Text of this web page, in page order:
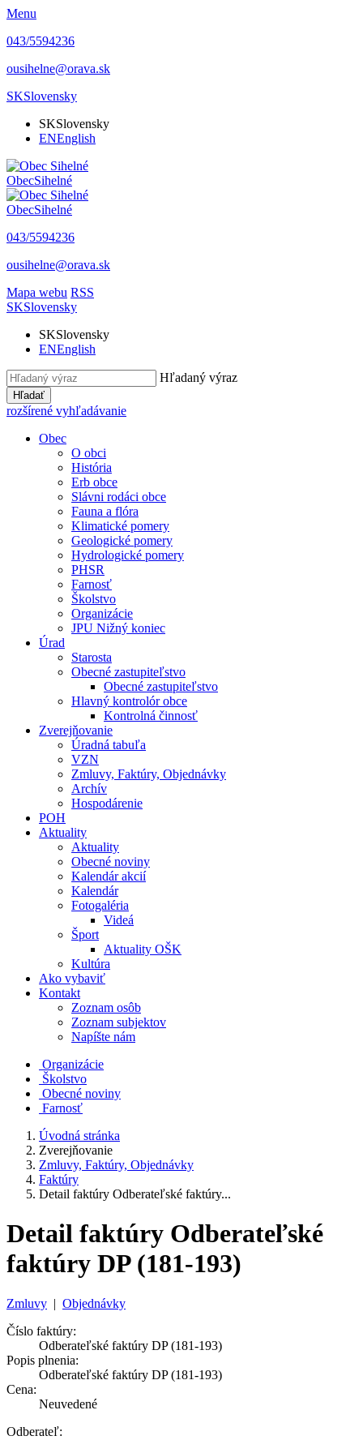
Menu
043/5594236
ousihelne@orava.sk
SKSlovensky
SKSlovensky
ENEnglish
ObecSihelné
ObecSihelné
043/5594236
ousihelne@orava.sk
Mapa webu RSS
SKSlovensky
SKSlovensky
ENEnglish
Hľadaný výraz
Hľadať
rozšírené vyhľadávanie
Obec
O obci
História
Erb obce
Slávni rodáci obce
Fauna a flóra
Klimatické pomery
Geologické pomery
Hydrologické pomery
PHSR
Farnosť
Školstvo
Organizácie
JPU Nižný koniec
Úrad
Starosta
Obecné zastupiteľstvo
Obecné zastupiteľstvo
Hlavný kontrolór obce
Kontrolná činnosť
Zverejňovanie
Úradná tabuľa
VZN
Zmluvy, Faktúry, Objednávky
Archív
Hospodárenie
POH
Aktuality
Aktuality
Obecné noviny
Kalendár akcií
Kalendár
Fotogaléria
Videá
Šport
Aktuality OŠK
Kultúra
Ako vybaviť
Kontakt
Zoznam osôb
Zoznam subjektov
Napíšte nám
Organizácie
Školstvo
Obecné noviny
Farnosť
Úvodná stránka
Zverejňovanie
Zmluvy, Faktúry, Objednávky
Faktúry
Detail faktúry Odberateľské faktúry...
Detail faktúry Odberateľské
faktúry DP (181-193)
Zmluvy | Objednávky
Číslo faktúry:
Odberateľské faktúry DP (181-193)
Popis plnenia:
Odberateľské faktúry DP (181-193)
Cena:
Neuvedené
Odberateľ: